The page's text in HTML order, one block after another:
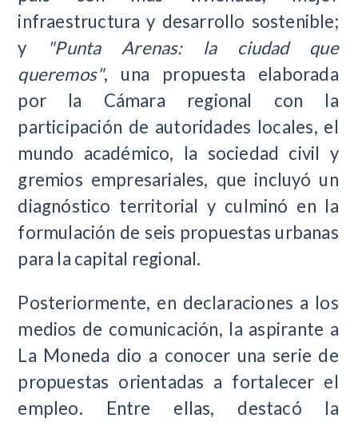
infraestructura y desarrollo sostenible;
y
"Punta Arenas: la ciudad que
queremos", una propuesta elaborada
por la Cámara regional con la
participación de autoridades locales, el
mundo académico, la sociedad civil y
gremios empresariales, que incluyó un
diagnóstico territorial y culminó en la
formulación de seis propuestas urbanas
para la capital regional.
Posteriormente, en declaraciones a los
medios de comunicación, la aspirante a
La Moneda dio a conocer una serie de
propuestas orientadas a fortalecer el
empleo. Entre ellas, destacó la